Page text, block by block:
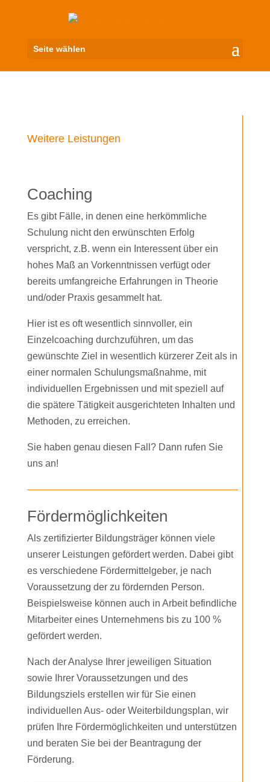
Seite wählen
Weitere Leistungen
Coaching
Es gibt Fälle, in denen eine herkömmliche
Schulung nicht den erwünschten Erfolg
verspricht, z.B. wenn ein Interessent über ein
hohes Maß an Vorkenntnissen verfügt oder
bereits umfangreiche Erfahrungen in Theorie
und/oder Praxis gesammelt hat.
Hier ist es oft wesentlich sinnvoller, ein
Einzelcoaching durchzuführen, um das
gewünschte Ziel in wesentlich kürzerer Zeit als in
einer normalen Schulungsmaßnahme, mit
individuellen Ergebnissen und mit speziell auf
die spätere Tätigkeit ausgerichteten Inhalten und
Methoden, zu erreichen.
Sie haben genau diesen Fall? Dann rufen Sie
uns an!
Fördermöglichkeiten
Als zertifizierter Bildungsträger können viele
unserer Leistungen gefördert werden. Dabei gibt
es verschiedene Fördermittelgeber, je nach
Voraussetzung der zu fördernden Person.
Beispielsweise können auch in Arbeit befindliche
Mitarbeiter eines Unternehmens bis zu 100 %
gefördert werden.
Nach der Analyse Ihrer jeweiligen Situation
sowie Ihrer Voraussetzungen und des
Bildungsziels erstellen wir für Sie einen
individuellen Aus- oder Weiterbildungsplan, wir
prüfen Ihre Fördermöglichkeiten und unterstützen
und beraten Sie bei der Beantragung der
Förderung.